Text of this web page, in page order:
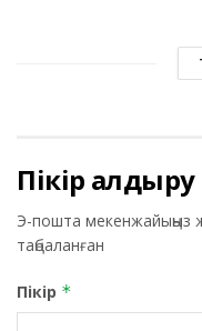
Пікір қалдыру
Э-пошта мекенжайыңыз
таңбаланған
Пікір *